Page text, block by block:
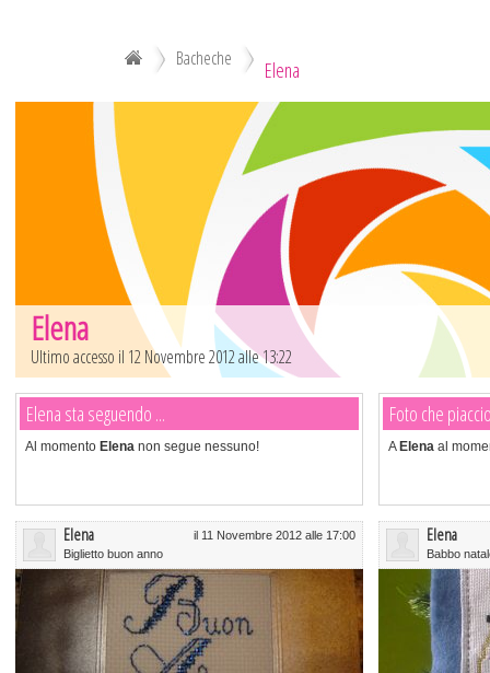
Bacheche Elena
Elena
Ultimo accesso il 12 Novembre 2012 alle 13:22
Elena sta seguendo ...
Al momento Elena non segue nessuno!
Foto che
A Elena al
Elena
Biglietto buon anno
il 11 Novembre 2012 alle 17:00 Elena
Babbo